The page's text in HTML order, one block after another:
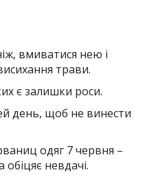
вмиватися нею і
трави.
є залишки роси.
день, щоб не винести
одяг 7 червня –
невдачі.